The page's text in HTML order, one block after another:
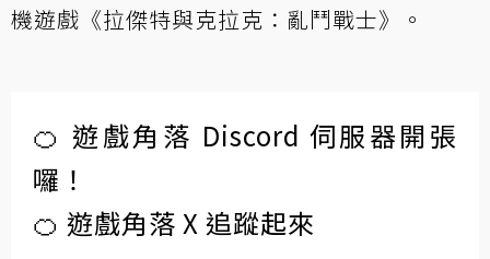
機遊戲《拉傑特與克拉克：亂鬥戰士》。
🍊 遊戲角落 Discord 伺服器開張
囉！
🍊 遊戲角落 X 追蹤起來